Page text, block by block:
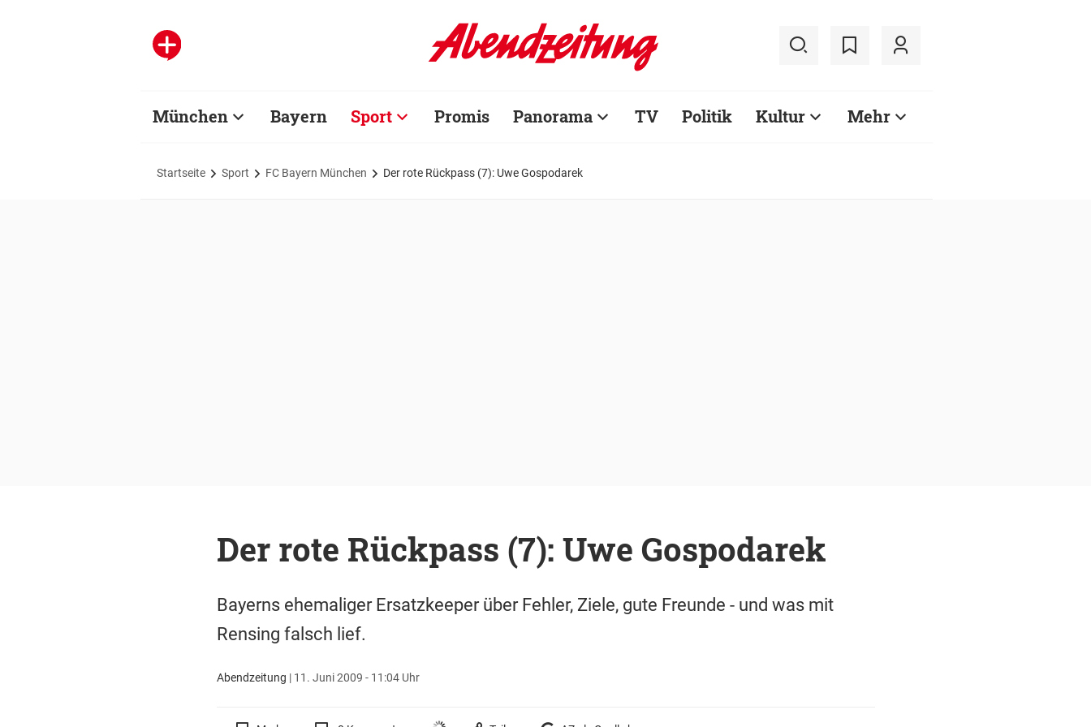
München Bayern Sport Promis Panorama TV Politik Kultur Mehr
Startseite Sport FC Bayern München Der rote Rückpass (7): Uwe Gospodarek
Der rote Rückpass (7): Uwe Gospodarek
Bayerns ehemaliger Ersatzkeeper über Fehler, Ziele, gute Freunde - und was mit
Rensing falsch lief.
Abendzeitung | 11. Juni 2009 - 11:04 Uhr